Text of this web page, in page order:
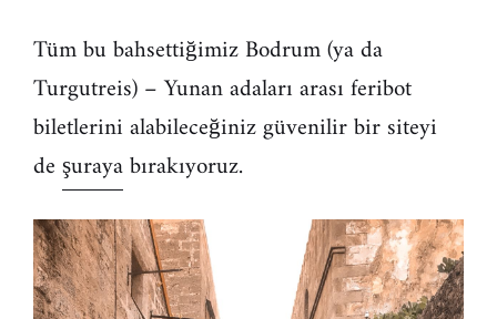
Tüm bu bahsettiğimiz Bodrum (ya da
Turgutreis) – Yunan adaları arası feribot
biletlerini alabileceğiniz güvenilir bir siteyi
deşurayabırakıyoruz.